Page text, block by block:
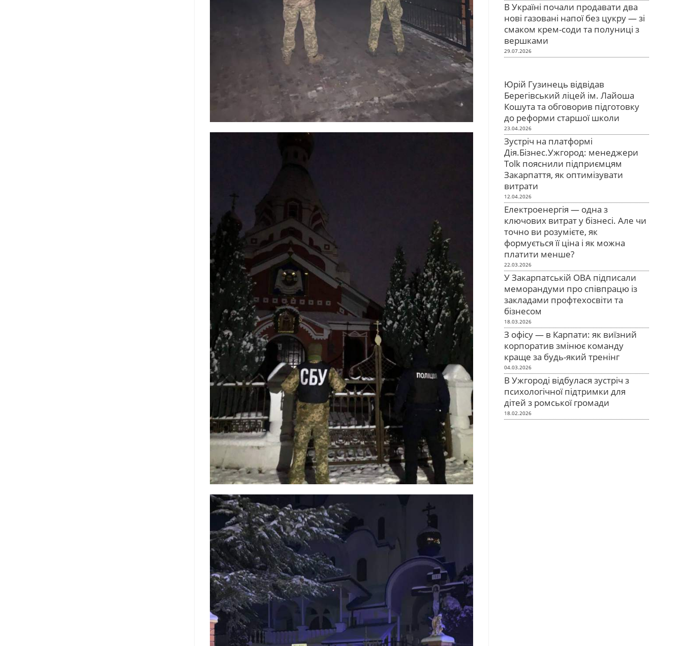
В Україні почали продавати два
нові газовані напої без цукру — зі
смаком крем-соди та полуниці з
вершками
29.07.2026
Юрій Гузинець відвідав
Берегівський ліцей ім. Лайоша
Кошута та обговорив підготовку
до реформи старшої школи
23.04.2026
Зустріч на платформі
Дія.Бізнес.Ужгород: менеджери
Tolk пояснили підприємцям
Закарпаття, як оптимізувати
витрати
12.04.2026
Електроенергія — одна з
ключових витрат у бізнесі. Але чи
точно ви розумієте, як
формується її ціна і як можна
платити менше?
22.03.2026
У Закарпатській ОВА підписали
меморандуми про співпрацю із
закладами профтехосвіти та
бізнесом
18.03.2026
З офісу — в Карпати: як виїзний
корпоратив змінює команду
краще за будь-який тренінг
04.03.2026
В Ужгороді відбулася зустріч з
психологічної підтримки для
дітей з ромської громади
18.02.2026